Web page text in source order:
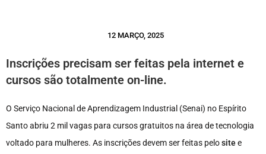
12 MARÇO, 2025
Inscrições precisam ser feitas pela internet e
cursos são totalmente on-line.
O Serviço Nacional de Aprendizagem Industrial (Senai) no Espírito
Santo abriu 2 mil vagas para cursos gratuitos na área de tecnologia
voltado para mulheres. As inscrições devem ser feitas pelositee